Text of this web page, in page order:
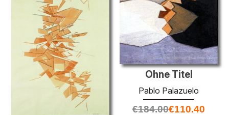
Ohne Titel
Pablo Palazuelo
€184.00€110.40